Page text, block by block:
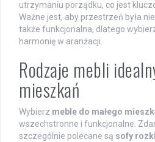
utrzymaniu porządku, co jest
Ważne jest, aby przestrzeń była
także funkcjonalna, dlatego
harmonię w aranżacji.
Rodzaje mebli
mieszkań
Wybierz meble do małego
wszechstronne i funkcjonalne.
szczególnie polecane są sofy